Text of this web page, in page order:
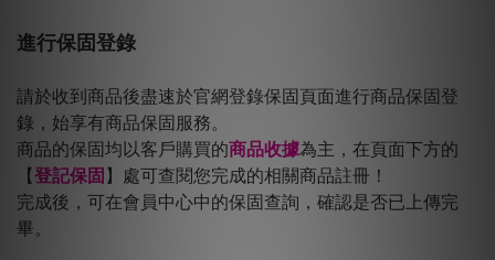
進行保固登錄
請於收到商品後盡速於官網登錄保固頁面進行商品保固登
錄，始享有商品保固服務。
商品的保固均以客戶購買的商品收據為主，在頁面下方的
【登記保固 】處可查閱您完成的相關商品註冊！
完成後，可在會員中心中的保固查詢，確認是否已上傳完
畢。